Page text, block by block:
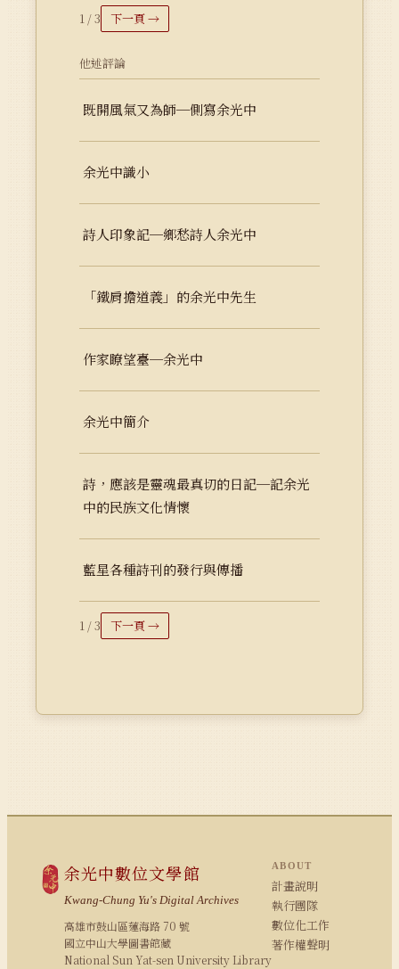
1 / 3 下一頁 →
他述評論
既開風氣又為師─側寫余光中
余光中識小
詩人印象記─鄉愁詩人余光中
「鐵肩擔道義」的余光中先生
作家瞭望臺─余光中
余光中簡介
詩，應該是靈魂最真切的日記─記余光
中的民族文化情懷
藍星各種詩刊的發行與傳播
1 / 3 下一頁 →
余光中數位文學館
Kwang-Chung Yu's Digital Archives
高雄市鼓山區蓮海路 70 號
國立中山大學圖書館藏
National Sun Yat-sen University Library
ABOUT
計畫說明
執行團隊
數位化工作
著作權聲明